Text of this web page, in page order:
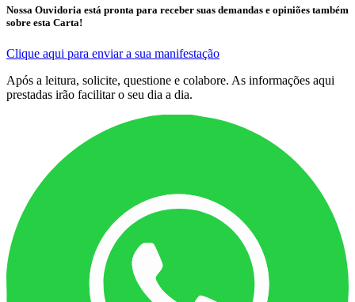
Nossa Ouvidoria está pronta para receber suas demandas e opiniões também
sobre esta Carta!
Clique aqui para enviar a sua manifestação
Após a leitura, solicite, questione e colabore. As informações aqui
prestadas irão facilitar o seu dia a dia.